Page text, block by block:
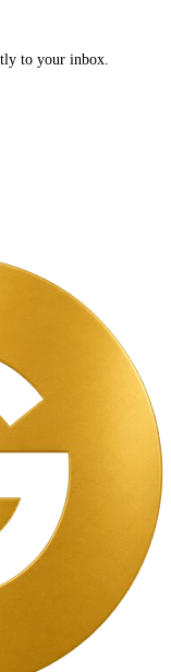
to your inbox.